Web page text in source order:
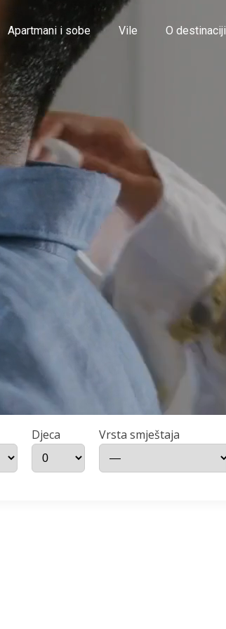
Apartmani i sobe Vile O destinaciji
Djeca Vrsta smještaja